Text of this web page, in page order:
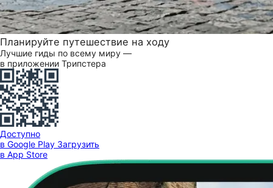
Планируйте путешествие на ходу
Лучшие гиды по всему миру —
в приложении Трипстера
Доступно
в Google Play Загрузить
в App Store